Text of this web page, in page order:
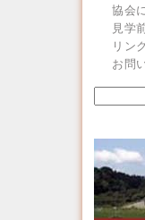
協会
見学
リンク
お問